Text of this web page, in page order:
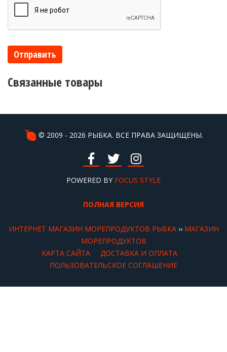
Отправить
Связанные товары
© 2009 - 2026 РЫБКА. ВСЕ ПРАВА ЗАЩИЩЕНЫ.
POWERED BY FOCUS STYLE
ПОЛНАЯ ВЕРСИЯ
ИНТЕРНЕТ МАГАЗИН МОРЕПРОДУКТОВ РЫБКА›› МАГАЗИН
МОРЕПРОДУКТОВ
КАРТА САЙТА
ДОСТАВКА И ОПЛАТА
ПОЛЬЗОВАТЕЛЬСКОЕ СОГЛАШЕНИЕ